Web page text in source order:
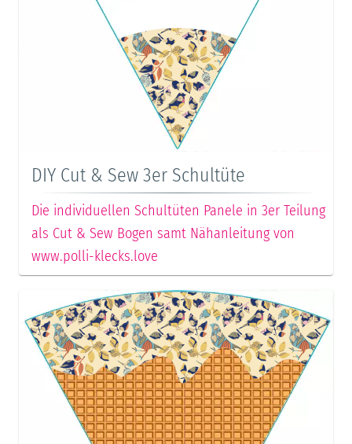
DIY Cut & Sew 3er Schultüte
Die individuellen Schultüten Panele in 3er Teilung
als Cut & Sew Bogen samt Nähanleitung von
www.polli-klecks.love